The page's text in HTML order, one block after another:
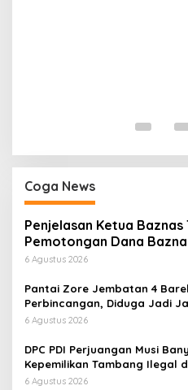
Coga News
Penjelasan Ketua
Pemotongan Dana
Tidak Benar
6 Agustus 2026
Pantai Zore Jembatan 4
Perbincangan, Diduga Jadi
Tanpa Dokumen Kepabeanan,
di Kawasan Pesisir
6 Agustus 2026
DPC PDI Perjuangan Musi
Kepemilikan Tambang Ilegal
6 Agustus 2026